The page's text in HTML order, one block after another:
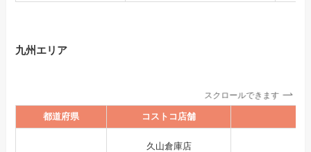
九州エリア
スクロールできます
都道府県 コストコ店舗
久山倉庫店